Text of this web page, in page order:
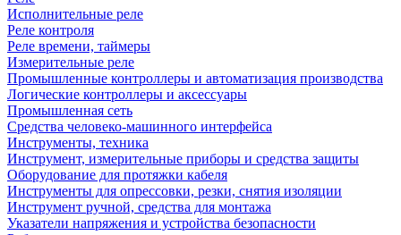
Исполнительные реле
Реле контроля
Реле времени, таймеры
Измерительные реле
Промышленные контроллеры и автоматизация производства
Логические контроллеры и аксессуары
Промышленная сеть
Средства человеко-машинного интерфейса
Инструменты, техника
Инструмент, измерительные приборы и средства защиты
Оборудование для протяжки кабеля
Инструменты для опрессовки, резки, снятия изоляции
Инструмент ручной, средства для монтажа
Указатели напряжения и устройства безопасности